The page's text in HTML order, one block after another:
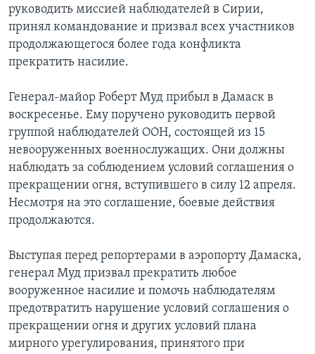
руководить миссией наблюдателей в Сирии,
принял командование и призвал всех участников
продолжающегося более года конфликта
прекратить насилие.
Генерал-майор Роберт Муд прибыл в Дамаск в
воскресенье. Ему поручено руководить первой
группой наблюдателей ООН, состоящей из 15
невооруженных военнослужащих. Они должны
наблюдать за соблюдением условий соглашения о
прекращении огня, вступившего в силу 12 апреля.
Несмотря на это соглашение, боевые действия
продолжаются.
Выступая перед репортерами в аэропорту Дамаска,
генерал Муд призвал прекратить любое
вооруженное насилие и помочь наблюдателям
предотвратить нарушение условий соглашения о
прекращении огня и других условий плана
мирного урегулирования, принятого при